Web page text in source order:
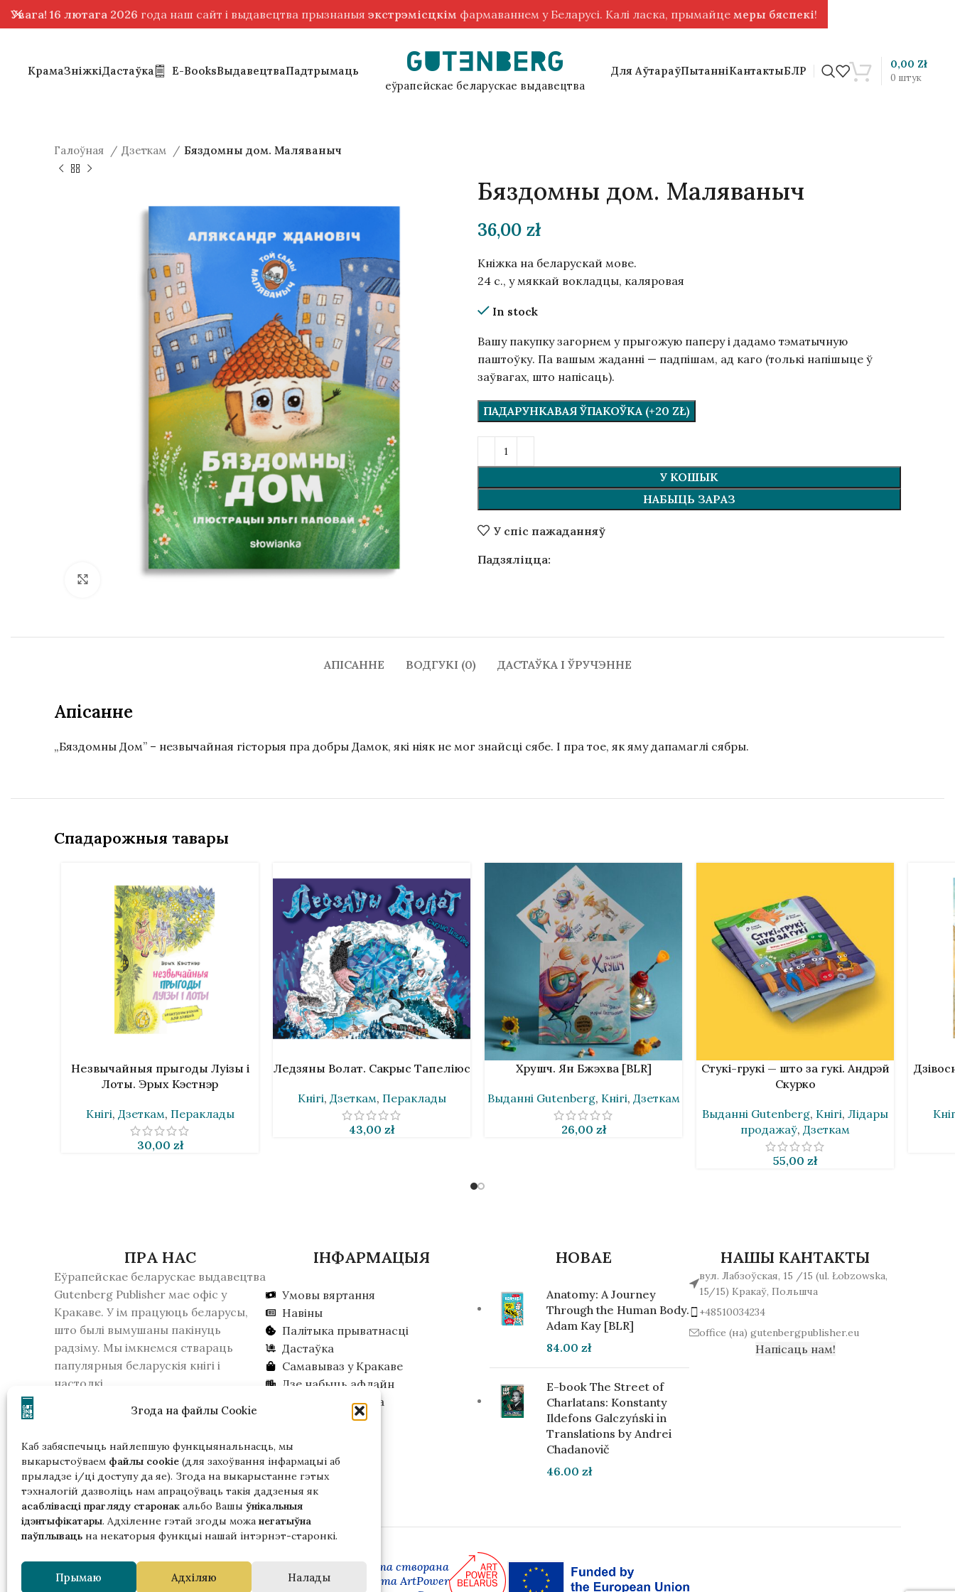
Згода на файлы Cookie
Каб забяспечыць найлепшую функцыянальнасць, мы
выкарыстоўваем файлы cookie (для захоўвання інфармацыі аб
прыладзе і/ці доступу да яе). Згода на выкарыстанне гэтых
тэхналогій дазволіць нам апрацоўваць такія дадзеныя як
асаблівасці прагляду старонак альбо Вашы ўнікальныя
ідэнтыфікатары. Адхіленне гэтай згоды можа негатыўна
паўплываць на некаторыя функцыі нашай інтэрнэт-старонкі.
Прымаю Адхіляю Налады
КрамаЗніжкіДастаўка E-BooksВыдавецтваПадтрымаць
еўрапейскае беларускае выдавецтва
Для АўтараўПытанніКантактыБЛР
0 штук
0,00 Zł
Галоўная Дзеткам Бяздомны дом. Маляваныч
Націсніце, каб павялічыць
Бяздомны дом. Маляваныч
36,00 zł
Кніжка на беларускай мове.
24 с., у мяккай вокладцы, каляровая
In stock
Вашу пакупку загорнем у прыгожую паперу і дадамо тэматычную
паштоўку. Па вашым жаданні — падпішам, ад каго (толькі напішыце ў
заўвагах, што напісаць).
ПАДАРУНКАВАЯ ЎПАКОЎКА (+20 ZŁ)
У КОШЫК
НАБЫЦЬ ЗАРАЗ
У спіс пажаданняў
Падзяліцца:
АПІСАННЕ ВОДГУКІ (0) ДАСТАЎКА І ЎРУЧЭННЕ
Апісанне
„Бяздомны Дом” – незвычайная гісторыя пра добры Дамок, які ніяк не мог знайсці сябе. І пра тое, як яму дапамаглі сябры.
Спадарожныя тавары
У КОШЫК
Незвычайныя прыгоды Луізы і
Лоты. Эрых Кэстнэр
Кнігі, Дзеткам, Пераклады
30,00 zł
У КОШЫК
Ледзяны Волат. Сакрыс Тапеліюс
Кнігі, Дзеткам, Пераклады
43,00 zł
У КОШЫКХрушч. Ян Бжэхва [BLR]
Выданнi Gutenberg, Кнігі, Дзеткам
26,00 zł
У КОШЫК
Стукі-грукі — што за гукі. Андрэй
Скурко
Выданнi Gutenberg, Кнігі, Лідары
продажаў, Дзеткам
55,00 zł
У
Гэтая версія сайта створана
ў рамках праекта ArtPower
ПРА НАС
Еўрапейскае беларускае выдавецтва
Gutenberg Publisher мае офіс у
Кракаве. У ім працуюць беларусы,
што былі вымушаны пакінуць
радзiму. Мы імкнемся ствараць
папулярныя беларускія кнігі і
настолкі.
прызнала выдавецтва экстрэмісцім
гэта, калі жывеце ў Беларусі.
ІНФАРМАЦЫЯ
Умовы вяртання
Навіны
Палітыка прыватнасці
Дастаўка
Самавываз у Кракаве
Дзе набыць афлайн
Шукаем інвестара
НОВАЕ
Anatomy: A Journey
Through the Human Body.
Adam Kay [BLR]
84.00 zł
E-book The Street of
Charlatans: Konstanty
Ildefons Galczyński in
Translations by Andrei
Chadanovič
46.00 zł
НАШЫ КАНТАКТЫ
вул. Лабзоўская, 15 /15 (ul. Łobzowska,
15/15) Кракаў, Польшча
+48510034234
office (на) gutenbergpublisher.eu
Напісаць нам!
Увага! 16 лютага 2026 года наш сайт і выдавецтва прызнаныя экстрэмісцкім фармаваннем у Беларусі. Калі ласка, прымайце меры бяспекі!